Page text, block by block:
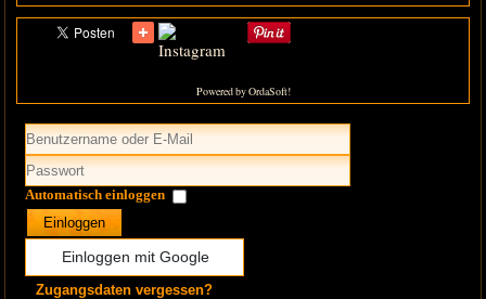
Powered by OrdaSoft!
Automatisch einloggen
Einloggen
Einloggen mit Google
Zugangsdaten vergessen?